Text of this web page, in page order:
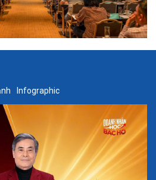
Infographic